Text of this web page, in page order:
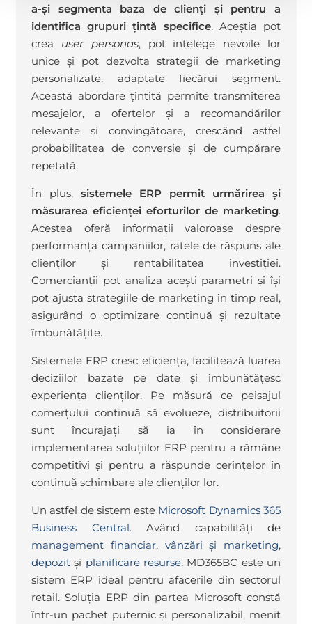
a-și segmenta baza de clienți și pentru a
identifica grupuri țintă specifice. Aceștia pot
crea user personas, pot înțelege nevoile lor
unice și pot dezvolta strategii de marketing
personalizate, adaptate fiecărui segment.
Această abordare țintită permite transmiterea
mesajelor, a ofertelor și a recomandărilor
relevante și convingătoare, crescând astfel
probabilitatea de conversie și de cumpărare
repetată.
În plus, sistemele ERP permit urmărirea și
măsurarea eficienței eforturilor de marketing.
Acestea oferă informații valoroase despre
performanța campaniilor, ratele de răspuns ale
clienților și rentabilitatea investiției.
Comercianții pot analiza acești parametri și își
pot ajusta strategiile de marketing în timp real,
asigurând o optimizare continuă și rezultate
îmbunătățite.
Sistemele ERP cresc eficiența, facilitează luarea
deciziilor bazate pe date și îmbunătățesc
experiența clienților. Pe măsură ce peisajul
comerțului continuă să evolueze, distribuitorii
sunt încurajați să ia în considerare
implementarea soluțiilor ERP pentru a rămâne
competitivi și pentru a răspunde cerințelor în
continuă schimbare ale clienților lor.
Un astfel de sistem este Microsoft Dynamics 365
Business Central. Având capabilități de
management financiar, vânzări și marketing,
depozit și planificare resurse, MD365BC este un
sistem ERP ideal pentru afacerile din sectorul
retail. Soluția ERP din partea Microsoft constă
într-un pachet puternic și personalizabil, menit